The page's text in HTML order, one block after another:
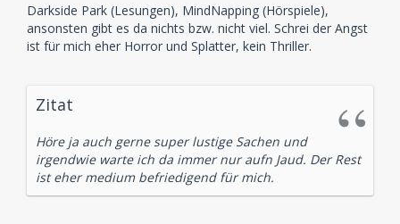
Darkside Park (Lesungen), MindNapping (Hörspiele),
ansonsten gibt es da nichts bzw. nicht viel. Schrei der Angst
ist für mich eher Horror und Splatter, kein Thriller.
Zitat
Höre ja auch gerne super lustige Sachen und
irgendwie warte ich da immer nur aufn Jaud. Der Rest
ist eher medium befriedigend für mich.